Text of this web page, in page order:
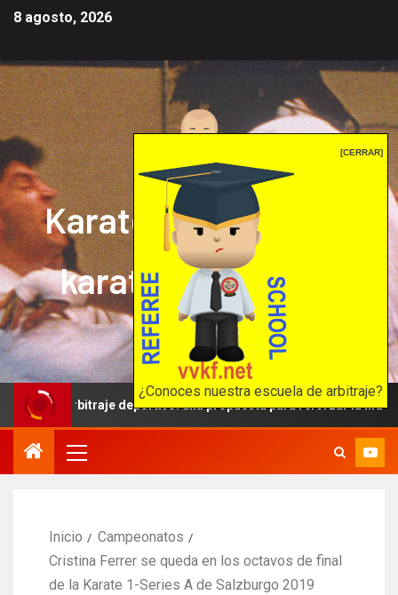
[CERRAR]
¿Conoces nuestra escuela de arbitraje?
8 agosto, 2026
Karate mrprepor: el
karate en internet
El karate en internet
deportivo: una propuesta para reforzar la independencia
Inicio
Campeonatos
Cristina Ferrer se queda en los octavos de final
de la Karate 1-Series A de Salzburgo 2019